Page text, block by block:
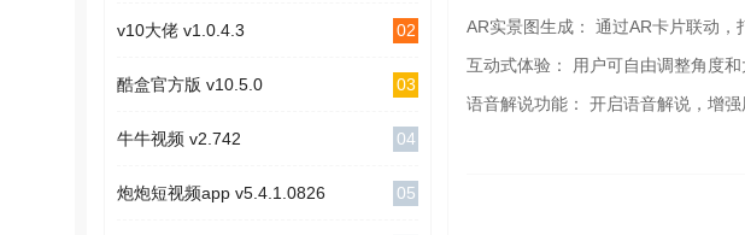
v10大佬 v1.0.4.3 02
酷盒官方版 v10.5.0 03
牛牛视频 v2.742 04
炮炮短视频app v5.4.1.0826 05
AR实景图生成： 通过AR卡片联动，
互动式体验： 用户可自由调整角度和
语音解说功能： 开启语音解说，增强